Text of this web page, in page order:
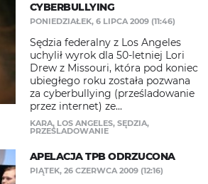
CYBERBULLYING
PONIEDZIAŁEK, 6 LIPCA 2009 (11:46)
Sędzia federalny z Los Angeles
uchylił wyrok dla 50-letniej Lori
Drew z Missouri, która pod koniec
ubiegłego roku została pozwana
za cyberbullying (prześladowanie
przez internet) ze...
KARA, LOS ANGELES, SĘDZIA,
PRZEŚLADOWANIE
APELACJA TPB ODRZUCONA
PIĄTEK, 26 CZERWCA 2009 (12:16)